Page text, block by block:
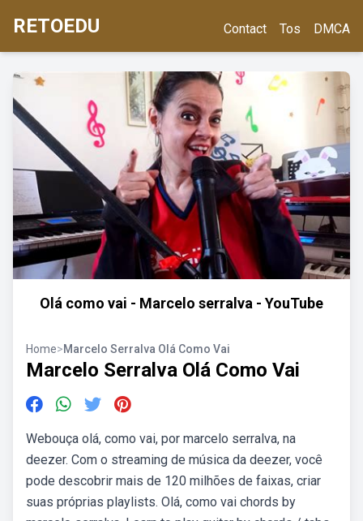
RETOEDU Contact Tos DMCA
Olá como vai - Marcelo serralva - YouTube
Home>Marcelo Serralva Olá Como Vai
Marcelo Serralva Olá Como Vai
Webouça olá, como vai, por marcelo serralva, na
deezer. Com o streaming de música da deezer, você
pode descobrir mais de 120 milhões de faixas, criar
suas próprias playlists. Olá, como vai chords by